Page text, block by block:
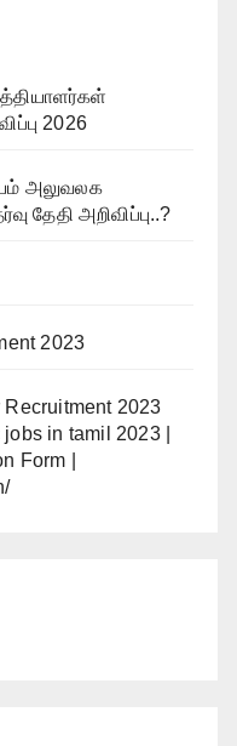
2026
அலுவலக
தேதி அறிவிப்பு..?
2023
2023
in tamil 2023 |
Form |